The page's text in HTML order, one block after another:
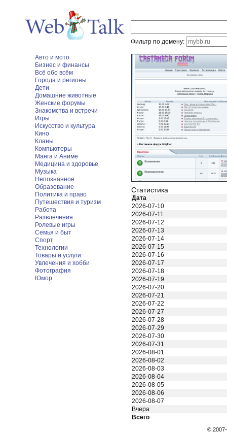
Фильтр по домену:
Авто и мото
Бизнес и финансы
Всё обо всём
Города и регионы
Дети
Домашние животные
Женские форумы
Знакомства и встречи
Игры
Искусство и культура
Кино
Кланы
Компьютеры
Манга и Аниме
Медицина и здоровье
Музыка
Непознанное
Образование
Политика и право
Путешествия и туризм
Работа
Развлечения
Ролевые игры
Семья и быт
Спорт
Технологии
Товары и услуги
Увлечения и хобби
Фотография
Юмор
Статистика
Дата
2026-07-10
2026-07-11
2026-07-12
2026-07-13
2026-07-14
2026-07-15
2026-07-16
2026-07-17
2026-07-18
2026-07-19
2026-07-20
2026-07-21
2026-07-22
2026-07-27
2026-07-28
2026-07-29
2026-07-30
2026-07-31
2026-08-01
2026-08-02
2026-08-03
2026-08-04
2026-08-05
2026-08-06
2026-08-07
Вчера
Всего
©